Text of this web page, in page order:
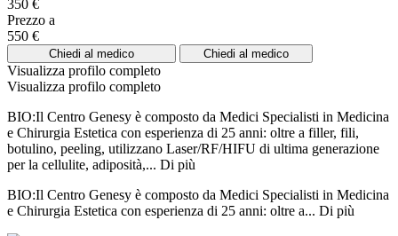
350 €
Prezzo a
550 €
Chiedi al medico Chiedi al medico
Visualizza profilo completo
Visualizza profilo completo
BIO:Il Centro Genesy è composto da Medici Specialisti in Medicina
e Chirurgia Estetica con esperienza di 25 anni: oltre a filler, fili,
botulino, peeling, utilizzano Laser/RF/HIFU di ultima generazione
per la cellulite, adiposità,... Di più
BIO:Il Centro Genesy è composto da Medici Specialisti in Medicina
e Chirurgia Estetica con esperienza di 25 anni: oltre a... Di più